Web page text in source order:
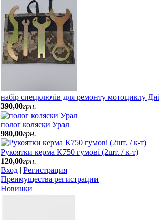
набір спецключів для ремонту мотоциклу
390,00грн.
полог коляски Урал
980,00грн.
Рукоятки керма К750 гумові (2шт. / к-т)
120,00грн.
Вход | Регистрация
Преимущества регистрации
Новинки